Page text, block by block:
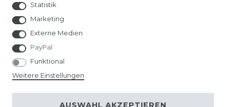
© Copyright 2026 | Alle Rechte vorbehalten.
Statistik
Marketing
Externe Medien
PayPal
Funktional
Weitere Einstellungen
AUSWAHL AKZEPTIEREN